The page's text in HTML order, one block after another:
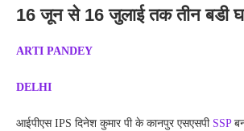
16 जून से 16 जुलाई तक तीन बडी
ARTI PANDEY
DELHI
आईपीएस IPS दिनेश कुमार पी के कानपुर एसएसपी SSP